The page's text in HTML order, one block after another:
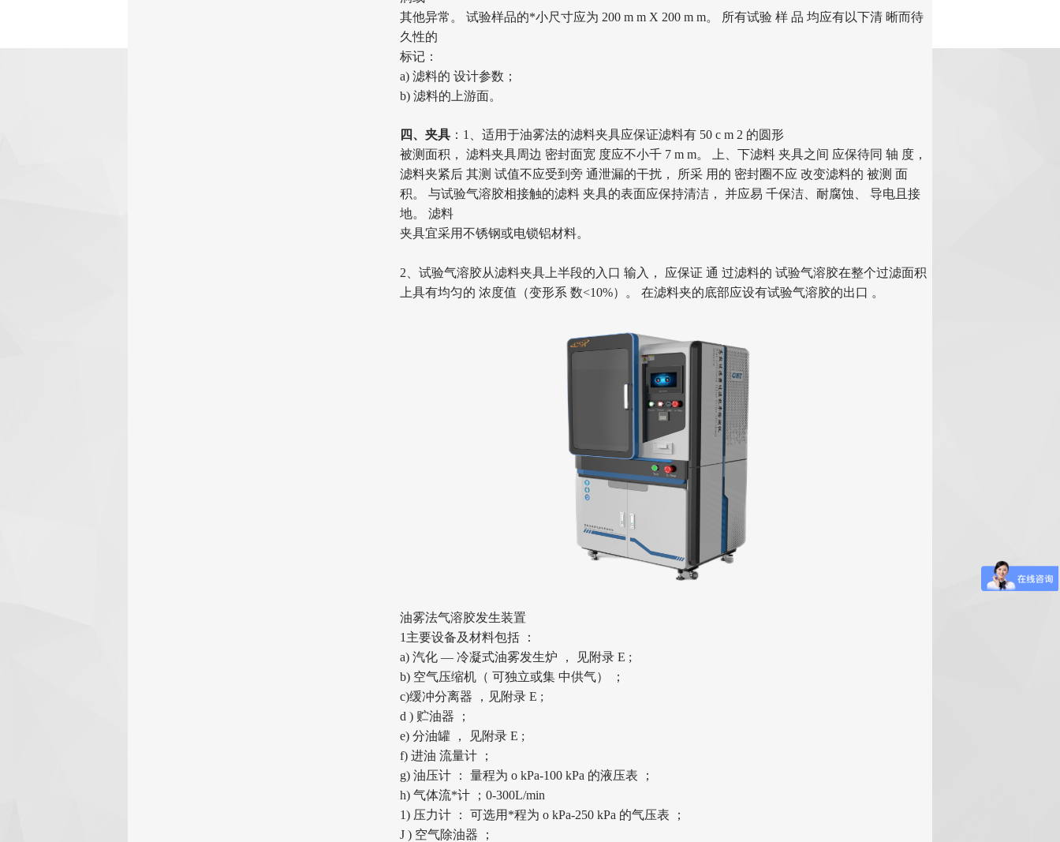
其他异常。
试验样品的*小尺寸应为 200 m m X 200 m m。 所有试验 样 品 均应有以下清 晰而待
久性的
标记：
a) 滤料的 设计参数；
b) 滤料的上游面。
四、夹具 ： 1、适用于油雾法的滤料夹具应保证滤料有 50 c m 2 的圆形
被测面积，
滤料夹具周边 密封面宽 度应不小千 7 m m。 上、下滤料 夹具之间 应保待同 轴 度，
滤料夹紧后 其测 试值不应受到旁 通泄漏的干扰， 所采 用的 密封圈不应 改变滤料的 被测 面
积。 与试验气溶胶相接触的滤料 夹具的表面应保持清洁， 并应易 千保洁、耐腐蚀、 导电且接
地。 滤料
夹具宜采用不锈钢或电锁铝材料。
2、 试验气溶胶从滤料夹具上半段的入口 输入， 应保证 通 过滤料的 试验气溶胶在整个过滤面积
上具有均匀的 浓度值（变形系 数<10%）。 在滤料夹的底部应设有试验气溶胶的出口 。
油雾法气溶胶发生装置
1 主要设备及材料包括
：
a) 汽化 — 冷凝式油雾发生炉 ， 见附录 E ;
b) 空气压缩机（ 可独立或集 中供气） ；
c)缓冲分离器 ，见附录 E ;
d ) 贮油器 ；
e) 分油罐 ， 见附录 E ;
f) 进油 流量计 ；
g) 油压计 ： 量程为 o kPa-100 kPa 的液压表 ；
h) 气体流*计 ； 0-300L/min
1) 压力计 ： 可选用*程为 o kPa-250 kPa 的气压表 ；
J ) 空气除油器 ；